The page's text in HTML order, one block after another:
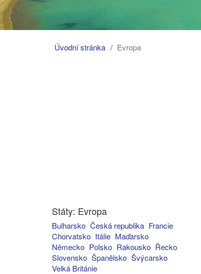
Úvodní stránka Evropa
Státy: Evropa
Bulharsko Česká republika Francie
Chorvatsko Itálie Maďarsko
Německo Polsko Rakousko Řecko
Slovensko Španělsko Švýcarsko
Velká Británie